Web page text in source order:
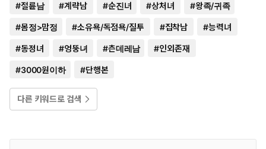
#절륜남 #계략남 #순진녀 #상처녀 #왕족/귀족
#몸정>맘정 #소유욕/독점욕/질투 #집착남 #능력녀
#동정녀 #엉뚱녀 #츤데레남 #인외존재
#3000원이하 #단행본
다른 키워드로 검색